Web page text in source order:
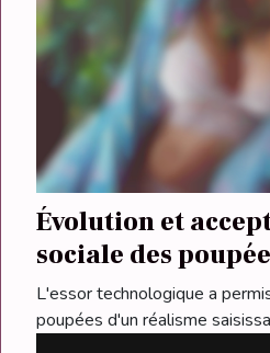
Évolution et
sociale des
L'essor technologique a
poupées d'un réalisme